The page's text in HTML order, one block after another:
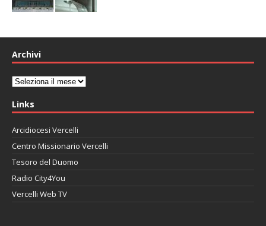
Archivi
Archivi
Links
Arcidiocesi Vercelli
Centro Missionario Vercelli
Tesoro del Duomo
Radio City4You
Vercelli Web TV